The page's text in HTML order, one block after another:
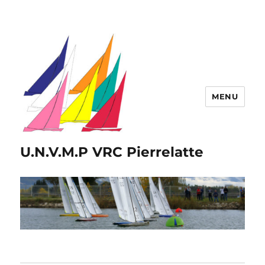
U.N.V.M.P VRC Pierrelatte
MENU